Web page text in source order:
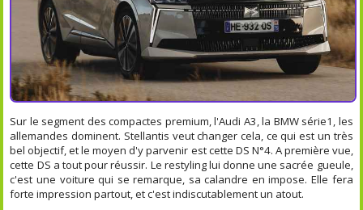
Sur le segment des compactes premium, l'Audi A3, la BMW série1, les
allemandes dominent. Stellantis veut changer cela, ce qui est un très
bel objectif, et le moyen d'y parvenir est cette DS N°4. A première vue,
cette DS a tout pour réussir. Le restyling lui donne une sacrée gueule,
c'est une voiture qui se remarque, sa calandre en impose. Elle fera
forte impression partout, et c'est indiscutablement un atout.